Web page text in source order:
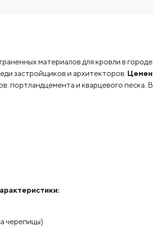
материалов для кровли в городе
застройщиков и архитекторов.
портландцемента и кварцевого песка.
черепицы)